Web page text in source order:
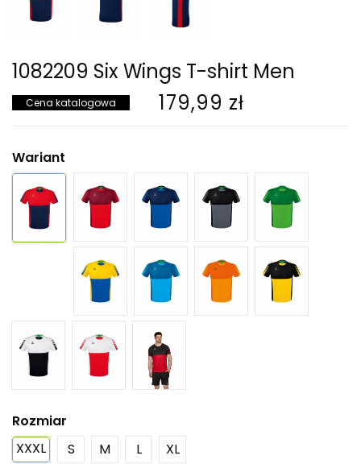
1082209 Six Wings T-shirt Men
Cena katalogowa 179,99 zł
Wariant
Rozmiar
XXXL
S M L XL